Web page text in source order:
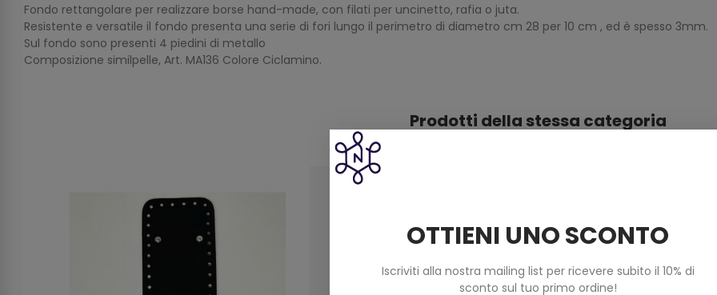
Fondo rettangolare per realizzare borse hand-made, con filati per uncinetto, rafia o juta.
Resistente e versatile il fondo presenta una serie di fori lungo il perimetro di diametro cm 28 per 10 cm , ed è spesso 3mm.
Sul fondo sono presenti 4 piedini di metallo
Composizione similpelle, Art. MA136 Colore Ciclamino.
Prodotti della stessa categoria
OTTIENI UNO SCONTO
Iscriviti alla nostra mailing list per ricevere subito il 10% di
sconto sul tuo primo ordine!